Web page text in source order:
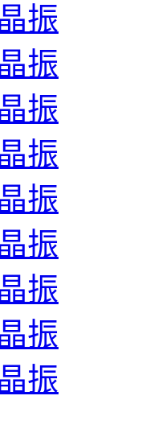
振
振
振
振
振
振
振
振
振